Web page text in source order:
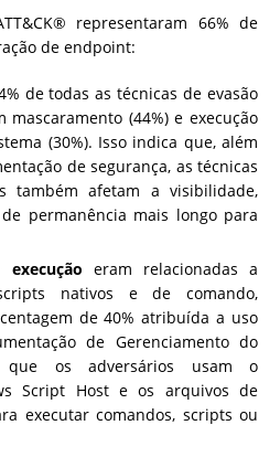
representaram 66% de
de endpoint:
de todas as técnicas de evasão
(44%) e execução
(30%). Isso indica que, além
de segurança, as técnicas
também afetam a visibilidade,
permanência mais longo para
execução eram relacionadas a
nativos e de comando,
de 40% atribuída a uso
de Gerenciamento do
que os adversários usam o
Script Host e os arquivos de
executar comandos, scripts ou